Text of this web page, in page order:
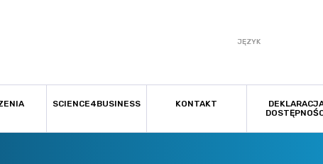
JĘZYK
SCIENCE4BUSINESS KONTAKT